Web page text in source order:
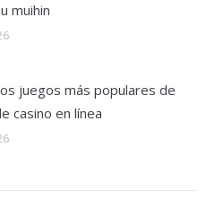
muihin
juegos más populares de
casino en línea